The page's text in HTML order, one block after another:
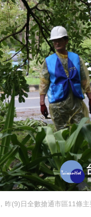
昨(9)日全數搶通市區11條